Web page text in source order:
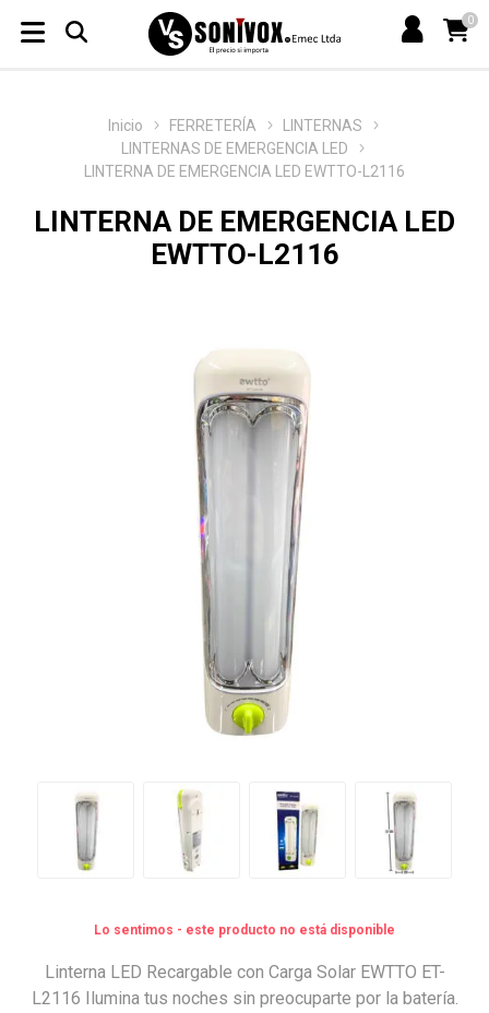
0
Inicio FERRETERÍA
LINTERNAS
LINTERNAS DE EMERGENCIA LED
LINTERNA DE EMERGENCIA LED EWTTO-L2116
LINTERNA DE EMERGENCIA LED
EWTTO-L2116
Lo sentimos - este producto no está disponible
Linterna LED Recargable con Carga Solar EWTTO ET-
L2116 Ilumina tus noches sin preocuparte por la batería.